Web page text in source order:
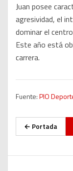
Juan posee
agresividad, el
dominar el
Este año está
carrera.
Fuente:PIO
← Portada